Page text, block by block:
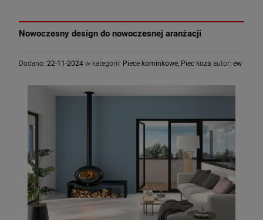
Nowoczesny design do nowoczesnej aranżacji
Dodano: 22-11-2024 w kategorii: Piece kominkowe, Piec koza autor: ew